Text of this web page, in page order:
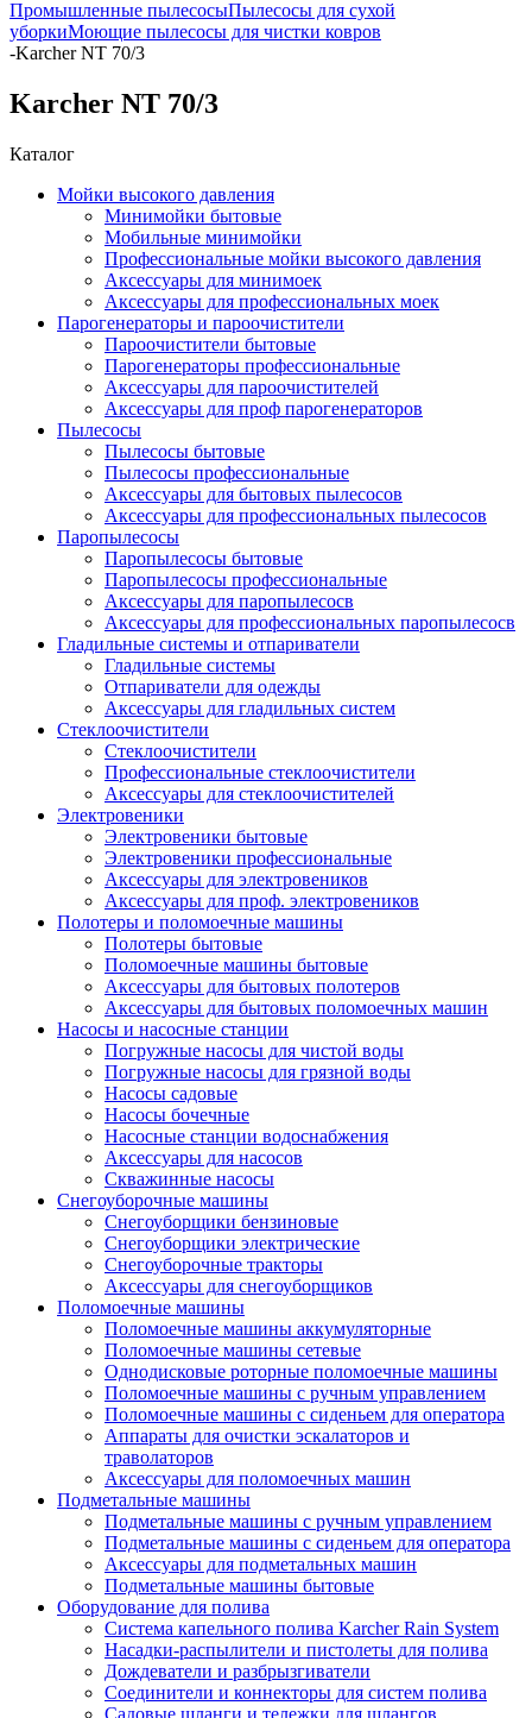
Промышленные пылесосыПылесосы для сухой
уборкиМоющие пылесосы для чистки ковров
-Karcher NT 70/3
Karcher NT 70/3
Каталог
Мойки высокого давления
Минимойки бытовые
Мобильные минимойки
Профессиональные мойки высокого давления
Аксессуары для минимоек
Аксессуары для профессиональных моек
Парогенераторы и пароочистители
Пароочистители бытовые
Парогенераторы профессиональные
Аксессуары для пароочистителей
Аксессуары для проф парогенераторов
Пылесосы
Пылесосы бытовые
Пылесосы профессиональные
Аксессуары для бытовых пылесосов
Аксессуары для профессиональных пылесосов
Паропылесосы
Паропылесосы бытовые
Паропылесосы профессиональные
Аксессуары для паропылесосв
Аксессуары для профессиональных паропылесосв
Гладильные системы и отпариватели
Гладильные системы
Отпариватели для одежды
Аксессуары для гладильных систем
Стеклоочистители
Стеклоочистители
Профессиональные стеклоочистители
Аксессуары для стеклоочистителей
Электровеники
Электровеники бытовые
Электровеники профессиональные
Аксессуары для электровеников
Аксессуары для проф. электровеников
Полотеры и поломоечные машины
Полотеры бытовые
Поломоечные машины бытовые
Аксессуары для бытовых полотеров
Аксессуары для бытовых поломоечных машин
Насосы и насосные станции
Погружные насосы для чистой воды
Погружные насосы для грязной воды
Насосы садовые
Насосы бочечные
Насосные станции водоснабжения
Аксессуары для насосов
Скважинные насосы
Снегоуборочные машины
Снегоуборщики бензиновые
Снегоуборщики электрические
Снегоуборочные тракторы
Аксессуары для снегоуборщиков
Поломоечные машины
Поломоечные машины аккумуляторные
Поломоечные машины сетевые
Однодисковые роторные поломоечные машины
Поломоечные машины с ручным управлением
Поломоечные машины с сиденьем для оператора
Аппараты для очистки эскалаторов и
траволаторов
Аксессуары для поломоечных машин
Подметальные машины
Подметальные машины с ручным управлением
Подметальные машины с сиденьем для оператора
Аксессуары для подметальных машин
Подметальные машины бытовые
Оборудование для полива
Система капельного полива Karcher Rain System
Насадки-распылители и пистолеты для полива
Дождеватели и разбрызгиватели
Соединители и коннекторы для систем полива
Садовые шланги и тележки для шлангов